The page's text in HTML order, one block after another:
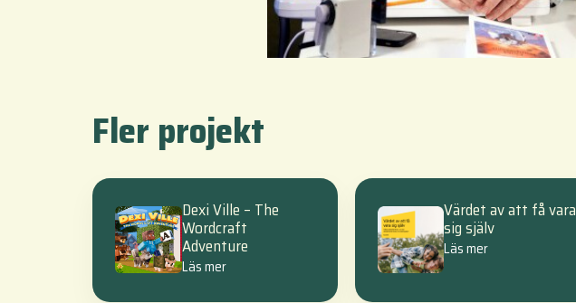
Fler projekt
Dexi Ville – The
Wordcraft
Adventure
Läs mer
Värdet av att få vara
sig själv
Läs mer